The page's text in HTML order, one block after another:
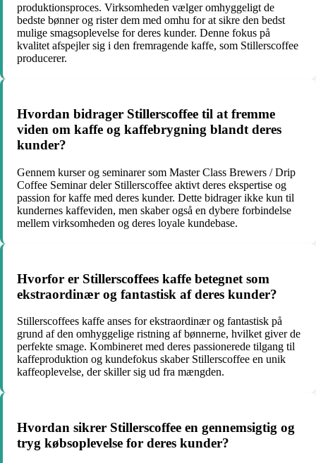
produktionsproces. Virksomheden vælger omhyggeligt de
bedste bønner og rister dem med omhu for at sikre den bedst
mulige smagsoplevelse for deres kunder. Denne fokus på
kvalitet afspejler sig i den fremragende kaffe, som Stillerscoffee
producerer.
Hvordan bidrager Stillerscoffee til at fremme
viden om kaffe og kaffebrygning blandt deres
kunder?
Gennem kurser og seminarer som Master Class Brewers / Drip
Coffee Seminar deler Stillerscoffee aktivt deres ekspertise og
passion for kaffe med deres kunder. Dette bidrager ikke kun til
kundernes kaffeviden, men skaber også en dybere forbindelse
mellem virksomheden og deres loyale kundebase.
Hvorfor er Stillerscoffees kaffe betegnet som
ekstraordinær og fantastisk af deres kunder?
Stillerscoffees kaffe anses for ekstraordinær og fantastisk på
grund af den omhyggelige ristning af bønnerne, hvilket giver de
perfekte smage. Kombineret med deres passionerede tilgang til
kaffeproduktion og kundefokus skaber Stillerscoffee en unik
kaffeoplevelse, der skiller sig ud fra mængden.
Hvordan sikrer Stillerscoffee en gennemsigtig og
tryg købsoplevelse for deres kunder?